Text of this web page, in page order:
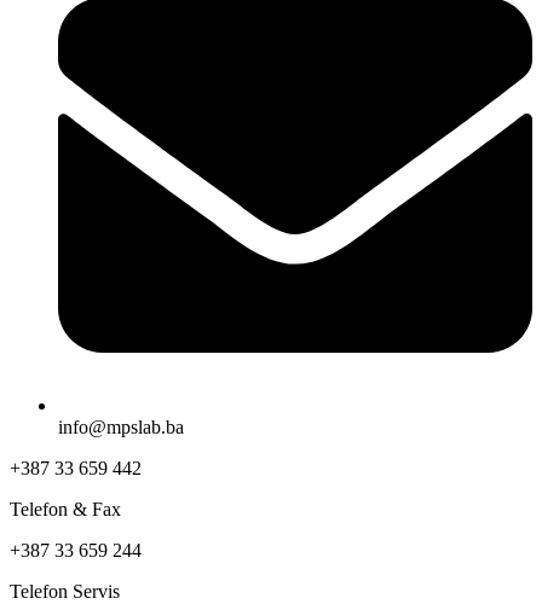
info@mpslab.ba
+387 33 659 442
Telefon & Fax
+387 33 659 244
Telefon Servis